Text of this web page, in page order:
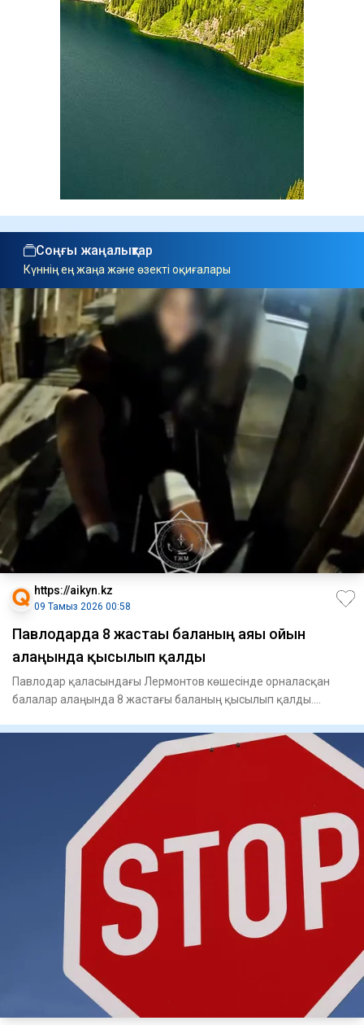
Соңғы жаңалықтар
Күннің ең жаңа және өзекті оқиғалары
https://aikyn.kz
09 Тамыз 2026 00:58
Павлодарда 8 жастағы баланың аяғы ойын
алаңында қысылып қалды
Павлодар қаласындағы Лермонтов көшесінде орналасқан
балалар алаңында 8 жастағы баланың қысылып қалды.